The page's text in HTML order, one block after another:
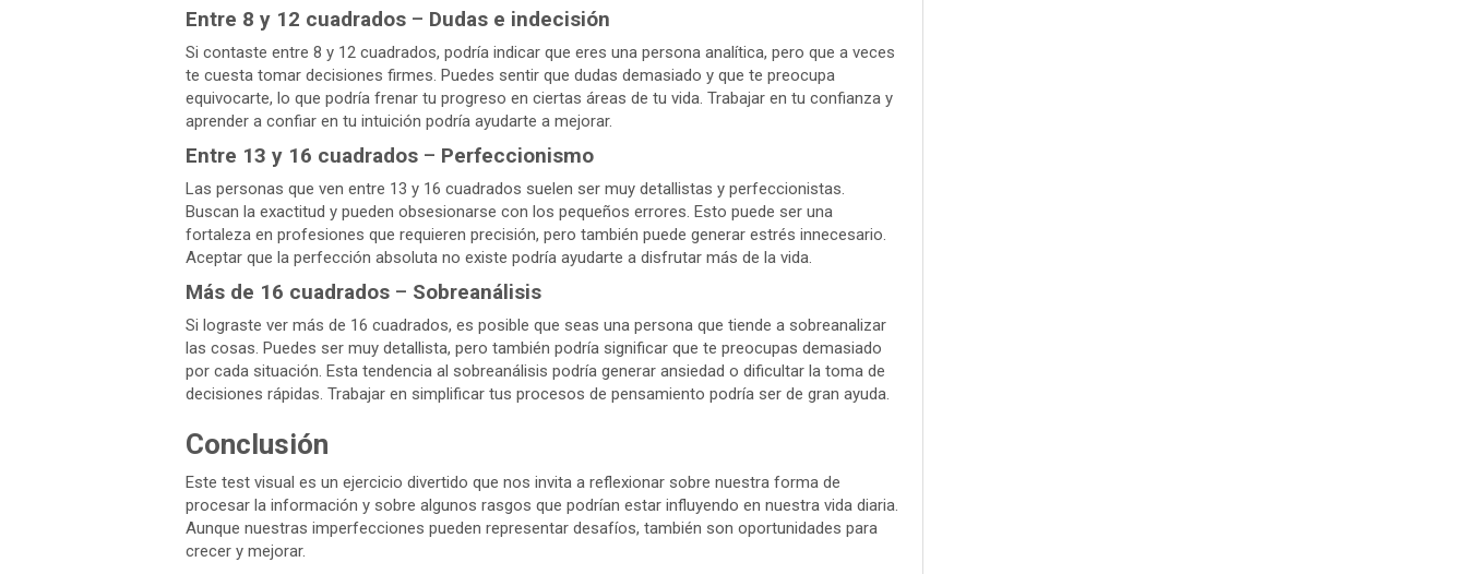
Entre 8 y 12 cuadrados – Dudas e indecisión
Si contaste entre 8 y 12 cuadrados, podría indicar que eres una persona analítica, pero que a veces
te cuesta tomar decisiones firmes. Puedes sentir que dudas demasiado y que te preocupa
equivocarte, lo que podría frenar tu progreso en ciertas áreas de tu vida. Trabajar en tu confianza y
aprender a confiar en tu intuición podría ayudarte a mejorar.
Entre 13 y 16 cuadrados – Perfeccionismo
Las personas que ven entre 13 y 16 cuadrados suelen ser muy detallistas y perfeccionistas.
Buscan la exactitud y pueden obsesionarse con los pequeños errores. Esto puede ser una
fortaleza en profesiones que requieren precisión, pero también puede generar estrés innecesario.
Aceptar que la perfección absoluta no existe podría ayudarte a disfrutar más de la vida.
Más de 16 cuadrados – Sobreanálisis
Si lograste ver más de 16 cuadrados, es posible que seas una persona que tiende a sobreanalizar
las cosas. Puedes ser muy detallista, pero también podría significar que te preocupas demasiado
por cada situación. Esta tendencia al sobreanálisis podría generar ansiedad o dificultar la toma de
decisiones rápidas. Trabajar en simplificar tus procesos de pensamiento podría ser de gran ayuda.
Conclusión
Este test visual es un ejercicio divertido que nos invita a reflexionar sobre nuestra forma de
procesar la información y sobre algunos rasgos que podrían estar influyendo en nuestra vida diaria.
Aunque nuestras imperfecciones pueden representar desafíos, también son oportunidades para
crecer y mejorar.